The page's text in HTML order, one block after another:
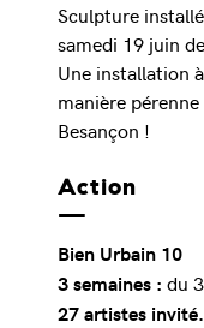
Sculpture
samedi 19 juin
Une installation
manière
Besançon !
Action
Bien Urbain 10
3 semaines : du
27 artistes